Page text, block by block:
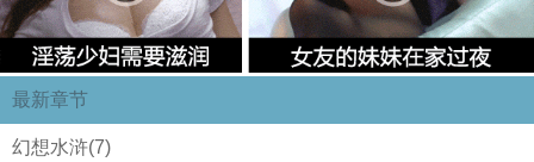
最新章节
幻想水浒(7)